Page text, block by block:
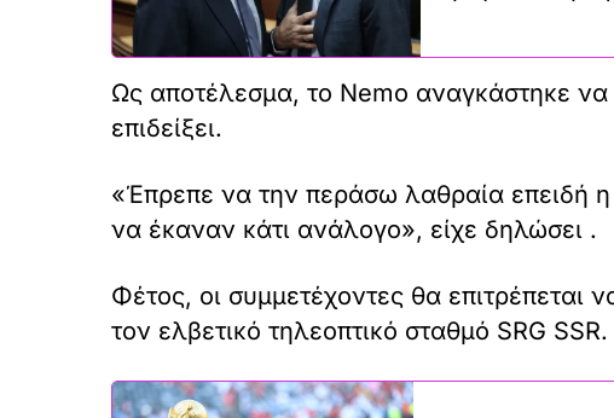
Ως αποτέλεσμα, το Nemo αναγκάστηκε
επιδείξει.
«Έπρεπε να την περάσω λαθραία επειδή
να έκαναν κάτι ανάλογο», είχε δηλώσει .
Φέτος, οι συμμετέχοντες θα
τον ελβετικό τηλεοπτικό σταθμό SRG SSR.